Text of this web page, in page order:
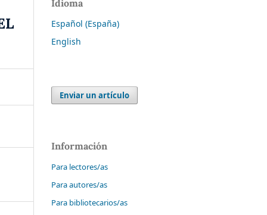
Idioma
Español (España)
English
Enviar un artículo
Información
Para lectores/as
Para autores/as
Para bibliotecarios/as